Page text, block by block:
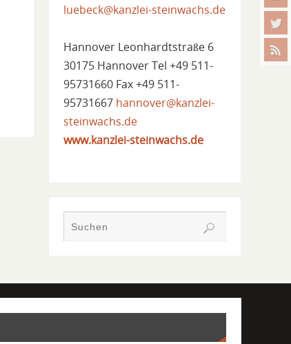
luebeck@kanzlei-steinwachs.de
Hannover Leonhardtstraße 6
30175 Hannover Tel +49 511-
95731660 Fax +49 511-
95731667 hannover@kanzlei-
steinwachs.de
www.kanzlei-steinwachs.de